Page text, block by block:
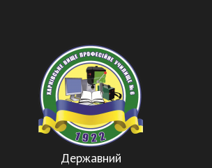
Державний